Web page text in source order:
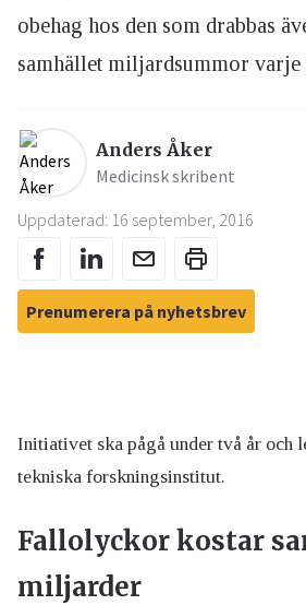
obehag hos den som drabbas
samhället miljardsummor varje
Anders Åker
Medicinsk skribent
Uppdaterad: 16 september, 2016
Prenumerera på nyhetsbrev
Initiativet ska pågå under två år och
tekniska forskningsinstitut.
Fallolyckor kostar
miljarder